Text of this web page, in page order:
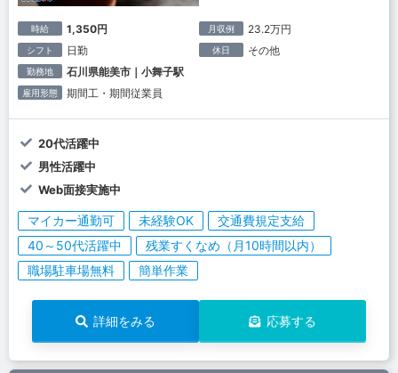
時給 1,350円 月収例 23.2万円
シフト 日勤 休日 その他
勤務地 石川県能美市｜小舞子駅
雇用形態 期間工・期間従業員
20代活躍中
男性活躍中
Web面接実施中
マイカー通勤可 未経験OK
交通費規定支給
40～50代活躍中
残業すくなめ（月10時間以内）
職場駐車場無料
簡単作業
詳細をみる 応募する